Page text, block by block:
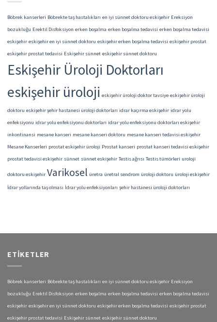
Böbrek kanserleri Böbrekte taş hastalıkları en iyi sünnet doktoru eskişehir Ereksiyon
bozukluğu Erektil Disfoksiyon erken boşalma erken boşalma tedavisi erken boşalma tedavisi
eskişehir eskişehir en iyi sünnet doktoru eskişehir erken boşalma tedavisi eskişehir prostat
eskişehir prostat tedavisi Eskişehir sünnet eskişehir sünnet doktoru
Eskişehir Üroloji Doktorları
eskişehir üroloji eskişehir üroloji doktor tavsiye eskişehir üroloji
doktoru eskişehir şehir hastanesi üroloji doktorları idrar kaçırma eskişehir idrar yolu
enfeksiyonu idrar yolu enfeksiyonu doktorları idrar yolu enfeksiyonu doktorları eskişehir
inkontinansi mesane kanseri mesane kanseri doktoru mesane kanseri tedavisi eskişehir
Mesane Kanserleri prostat eskişehir üroloji Prostat kanseri prostat kanseri tedavisi eskişehir
prostat tedavisi eskişehir sünnet sünnet eskişehir Testis ağrısı Testis tümörleri uroloji
doktoru eskişehir Varikosel üretra üretral sendrom üroloji doktoru üroloji eskişehir
İdrar yollarında taş olması İdrar yolu enfeksiyonları şehir hastanesi üroloji doktorları
ETIKETLER
Böbrek kanserleri Böbrekte taş hastalıkları en iyi sünnet doktoru eskişehir Ereksiyon
bozukluğu Erektil Disfoksiyon erken boşalma erken boşalma tedavisi erken boşalma tedavisi
eskişehir eskişehir en iyi sünnet doktoru eskişehir erken boşalma tedavisi eskişehir prostat
eskişehir prostat tedavisi Eskişehir sünnet eskişehir sünnet doktoru